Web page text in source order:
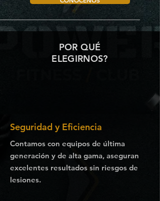
POR QUÉ
ELEGIRNOS?
Seguridad y Eficiencia
Contamos con equipos de última
generación y de alta gama, aseguran
excelentes resultados sin riesgos de
lesiones.